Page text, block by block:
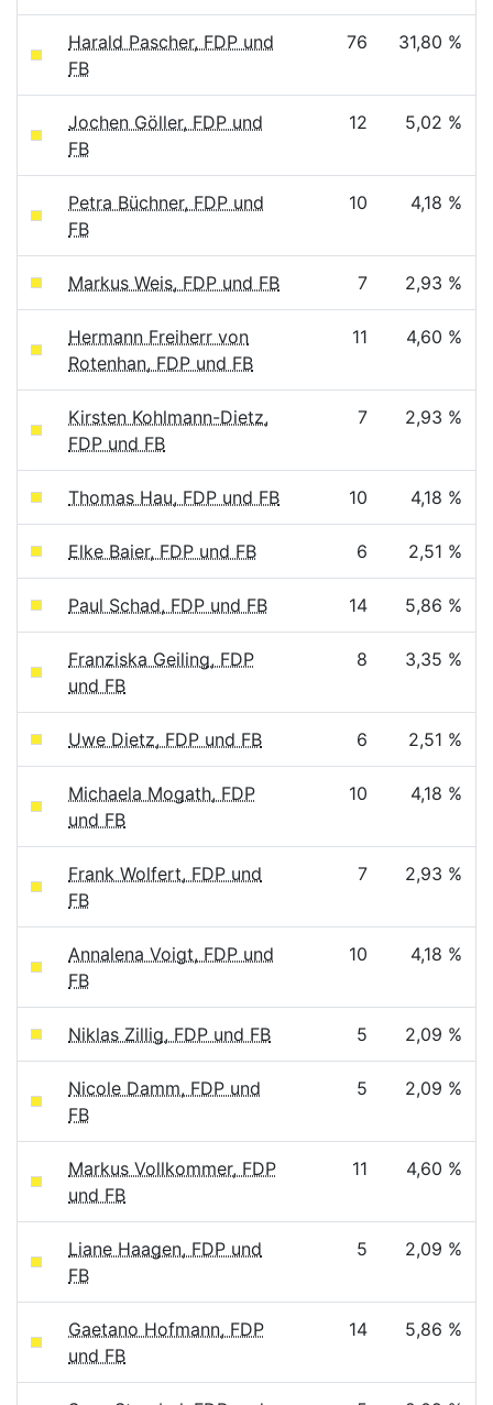
Harald Pascher, FDP und
FB
76 31,80 %
Jochen Göller, FDP und
FB
12 5,02 %
Petra Büchner, FDP und
FB
10 4,18 %
Markus Weis, FDP und FB 7 2,93 %
Hermann Freiherr von
Rotenhan, FDP und FB
11 4,60 %
Kirsten Kohlmann-Dietz,
FDP und FB
7 2,93 %
Thomas Hau, FDP und FB 10 4,18 %
Elke Baier, FDP und FB 6 2,51 %
Paul Schad, FDP und FB 14 5,86 %
Franziska Geiling, FDP
und FB
8 3,35 %
Uwe Dietz, FDP und FB 6 2,51 %
Michaela Mogath, FDP
und FB
10 4,18 %
Frank Wolfert, FDP und
FB
7 2,93 %
Annalena Voigt, FDP und
FB
10 4,18 %
Niklas Zillig, FDP und FB 5 2,09 %
Nicole Damm, FDP und
FB
5 2,09 %
Markus Vollkommer, FDP
und FB
11 4,60 %
Liane Haagen, FDP und
FB
5 2,09 %
Gaetano Hofmann, FDP
und FB
14 5,86 %